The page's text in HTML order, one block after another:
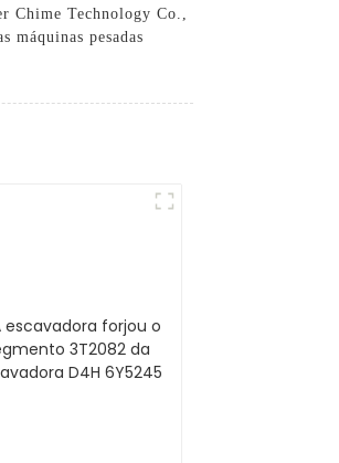
Chime Technology Co.,
máquinas pesadas